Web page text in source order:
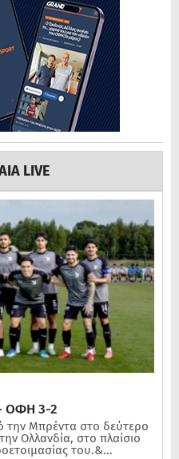
LIVE
ΟΦΗ 3-2
Μπρέντα στο δεύτερο
Ολλανδία, στο πλαίσιο
του.&...